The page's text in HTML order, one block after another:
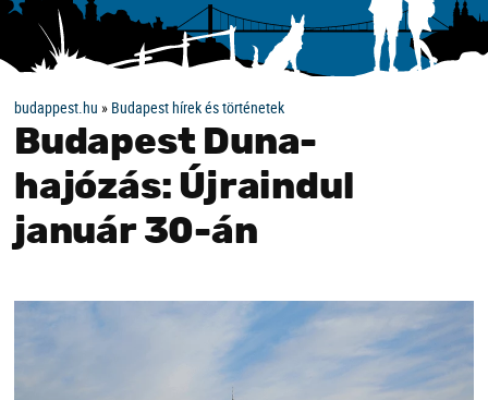
budappest.hu » Budapest hírek és történetek
Budapest Duna-
hajózás: Újraindul
január 30-án